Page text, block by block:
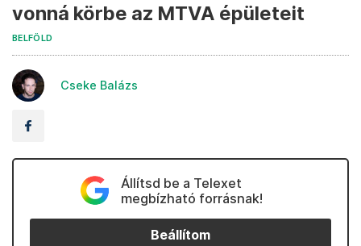
vonná körbe az MTVA épületeit
BELFÖLD
Cseke Balázs
Állítsd be a Telexet
megbízható forrásnak!
Beállítom